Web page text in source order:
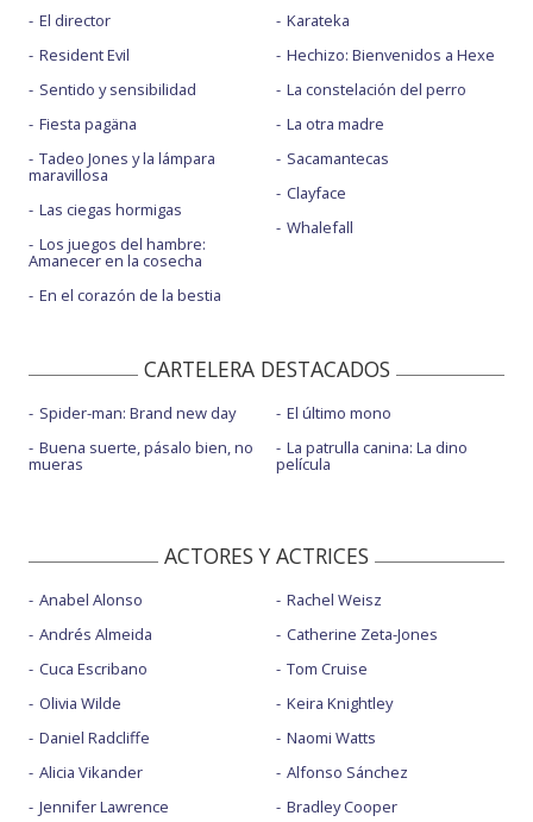
El director
Resident Evil
Sentido y sensibilidad
Fiesta pagäna
Tadeo Jones y la lámpara
maravillosa
Las ciegas hormigas
Los juegos del hambre:
Amanecer en la cosecha
En el corazón de la bestia
Karateka
Hechizo: Bienvenidos a Hexe
La constelación del perro
La otra madre
Sacamantecas
Clayface
Whalefall
CARTELERA DESTACADOS
Spider-man: Brand new day
Buena suerte, pásalo bien, no
mueras
El último mono
La patrulla canina: La dino
película
ACTORES Y ACTRICES
Anabel Alonso
Andrés Almeida
Cuca Escribano
Olivia Wilde
Daniel Radcliffe
Alicia Vikander
Jennifer Lawrence
Rachel Weisz
Catherine Zeta-Jones
Tom Cruise
Keira Knightley
Naomi Watts
Alfonso Sánchez
Bradley Cooper